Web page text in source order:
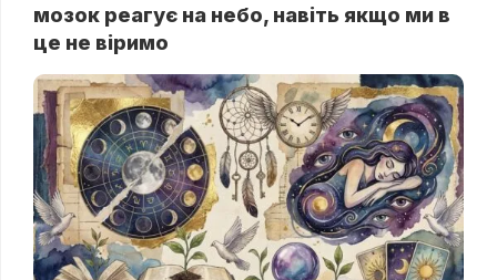
мозок реагує на небо, навіть якщо ми в
це не віримо